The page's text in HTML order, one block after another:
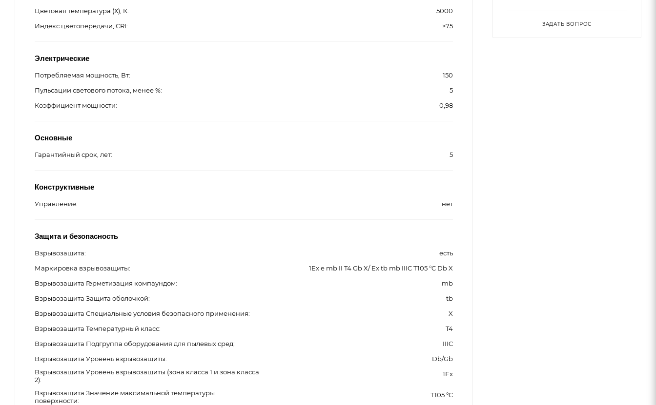
Цветовая температура (Х), К
5000
Индекс цветопередачи, CRI
>75
Электрические
Потребляемая мощность, Вт
150
Пульсации светового потока, менее %
5
Коэффициент мощности
0,98
Основные
Гарантийный срок, лет 5
Конструктивные
Управление нет
Защита и безопасность
Взрывозащита
есть
Маркировка взрывозащиты
1Ex e mb II T4 Gb X/ Ex tb mb IIIC T105 °C Db X
Взрывозащита Герметизация компаундом
mb
Взрывозащита Защита оболочкой
tb
Взрывозащита Специальные условия безопасного применения
X
Взрывозащита Температурный класс
T4
Взрывозащита Подгруппа оборудования для пылевых сред
IIIC
Взрывозащита Уровень взрывозащиты
Db/Gb
Взрывозащита Уровень взрывозащиты (зона класса 1 и зона класса
2)
1Ех
Взрывозащита Значение максимальной температуры
поверхности
T105 °C
ЗАДАТЬ ВОПРОС